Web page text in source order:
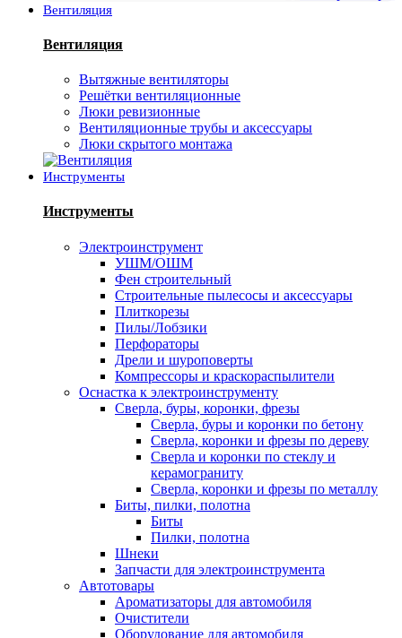
Вентиляция
Вентиляция
Вытяжные вентиляторы
Решётки вентиляционные
Люки ревизионные
Вентиляционные трубы и аксессуары
Люки скрытого монтажа
Инструменты
Инструменты
Электроинструмент
УШМ/ОШМ
Фен строительный
Строительные пылесосы и аксессуары
Плиткорезы
Пилы/Лобзики
Перфораторы
Дрели и шуроповерты
Компрессоры и краскораспылители
Оснастка к электроинструменту
Сверла, буры, коронки, фрезы
Сверла, буры и коронки по бетону
Сверла, коронки и фрезы по дереву
Сверла и коронки по стеклу и
керамограниту
Сверла, коронки и фрезы по металлу
Биты, пилки, полотна
Биты
Пилки, полотна
Шнеки
Запчасти для электроинструмента
Автотовары
Ароматизаторы для автомобиля
Очистители
Оборудование для автомобиля